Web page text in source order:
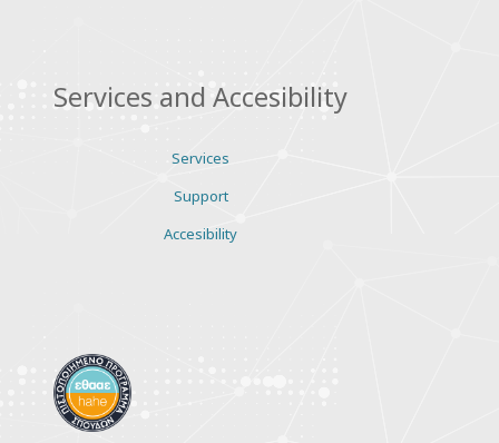
Services and Accesibility
Services
Support
Accesibility